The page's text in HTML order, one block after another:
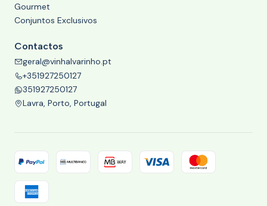
Gourmet
Conjuntos Exclusivos
Contactos
geral@vinhalvarinho.pt
+351927250127
351927250127
Lavra, Porto, Portugal